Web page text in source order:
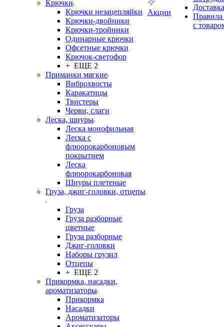
Крючки
Крючки незацепляйки
Крючки-двойники
Крючки-тройники
Одинарные крючки
Офсетные крючки
Крючок-светофор
+ ЕЩЕ 2
Приманки мягкие
Виброхвосты
Каракатицы
Твистеры
Черви, слаги
Леска, шнуры
Леска монофильная
Леска с
флюорокарбоновым
покрытием
Леска
флюорокарбоновая
Шнуры плетеные
Груза, джиг-головки, отцепы
Груза
Груза разборные
цветные
Груза разборные
Джиг-головки
Наборы грузил
Отцепы
+ ЕЩЕ 2
Прикормка, насадки,
ароматизаторы
Прикормка
Насадки
Ароматизаторы
Акции
Доставка
Правила
с